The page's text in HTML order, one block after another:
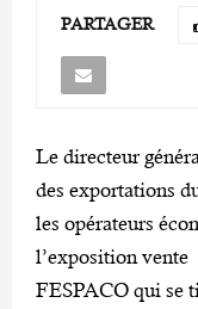
PARTAGER
Le directeur
des exportations
les opérateurs
l’exposition vente
FESPACO qui se